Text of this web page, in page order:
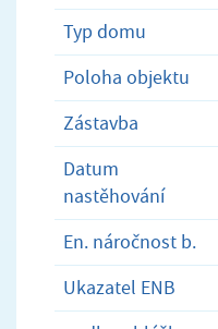
Typ domu
Poloha objektu
Zástavba
Datum
nastěhování
En. náročnost b.
Ukazatel ENB